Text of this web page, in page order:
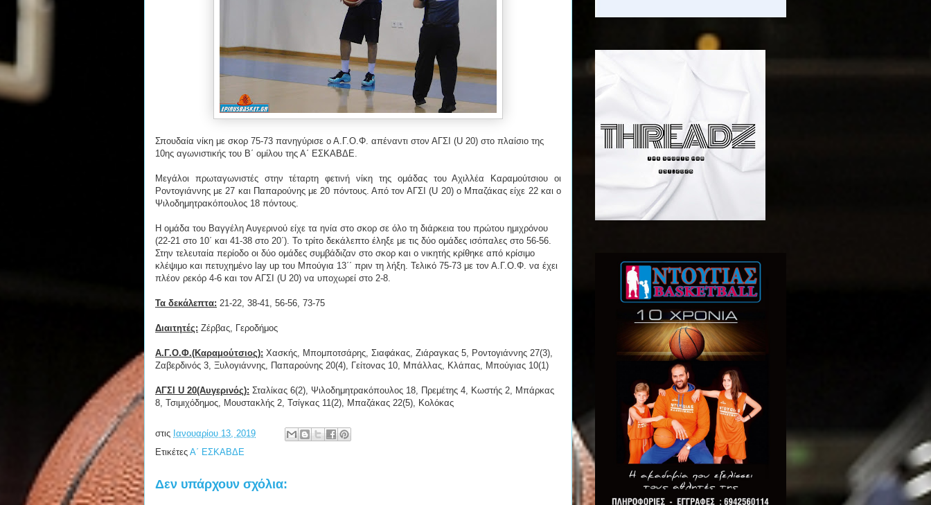
Σπουδαία νίκη με σκορ 75-73 πανηγύρισε ο Α.Γ.Ο.Φ. απέναντι στον ΑΓΣΙ (U 20) στο πλαίσιο της
10ης αγωνιστικής του Β΄ ομίλου της Α΄ ΕΣΚΑΒΔΕ.
Μεγάλοι πρωταγωνιστές στην τέταρτη φετινή νίκη της ομάδας του Αχιλλέα Καραμούτσιου οι
Ροντογιάννης με 27 και Παπαρούνης με 20 πόντους. Από τον ΑΓΣΙ (U 20) ο Μπαζάκας είχε 22 και ο
Ψιλοδημητρακόπουλος 18 πόντους.
Η ομάδα του Βαγγέλη Αυγερινού είχε τα ηνία στο σκορ σε όλο τη διάρκεια του πρώτου ημιχρόνου
(22-21 στο 10΄ και 41-38 στο 20΄). Το τρίτο δεκάλεπτο έληξε με τις δύο ομάδες ισόπαλες στο 56-56.
Στην τελευταία περίοδο οι δύο ομάδες συμβάδιζαν στο σκορ και ο νικητής κρίθηκε από κρίσιμο
κλέψιμο και πετυχημένο lay up του Μπούγια 13΄΄ πριν τη λήξη. Τελικό 75-73 με τον Α.Γ.Ο.Φ. να έχει
πλέον ρεκόρ 4-6 και τον ΑΓΣΙ (U 20) να υποχωρεί στο 2-8.
Τα δεκάλεπτα: 21-22, 38-41, 56-56, 73-75
Διαιτητές: Ζέρβας, Γεροδήμος
Α.Γ.Ο.Φ.(Καραμούτσιος): Χασκής, Μπομποτσάρης, Σιαφάκας, Ζιάραγκας 5, Ροντογιάννης 27(3),
Ζαβερδινός 3, Ξυλογιάννης, Παπαρούνης 20(4), Γείτονας 10, Μπάλλας, Κλάπας, Μπούγιας 10(1)
ΑΓΣΙ U 20(Αυγερινός): Σταλίκας 6(2), Ψιλοδημητρακόπουλος 18, Πρεμέτης 4, Κωστής 2, Μπάρκας
8, Τσιμιχόδημος, Μουστακλής 2, Τσίγκας 11(2), Μπαζάκας 22(5), Κολόκας
στις Ιανουαρίου 13, 2019
Ετικέτες Α΄ ΕΣΚΑΒΔΕ
Δεν υπάρχουν σχόλια: